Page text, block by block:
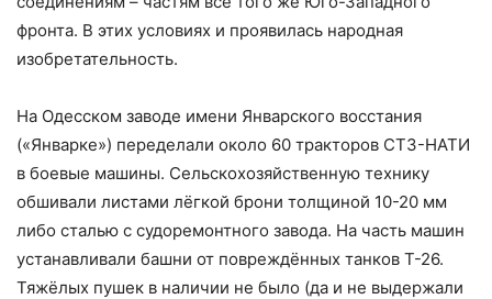
фронта. В этих условиях и проявилась народная
изобретательность.
На Одесском заводе имени Январского восстания
(«Январке») переделали около 60 тракторов СТЗ-НАТИ
в боевые машины. Сельскохозяйственную технику
обшивали листами лёгкой брони толщиной 10-20 мм
либо сталью с судоремонтного завода. На часть машин
устанавливали башни от повреждённых танков Т-26.
Тяжёлых пушек в наличии не было (да и не выдержали